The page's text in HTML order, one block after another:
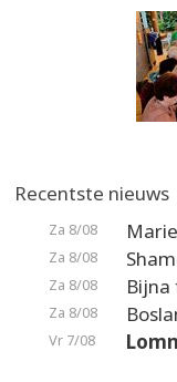
Recentste nieuws
Za 8/08
Za 8/08
Za 8/08 Bijna
Za 8/08
Vr 7/08